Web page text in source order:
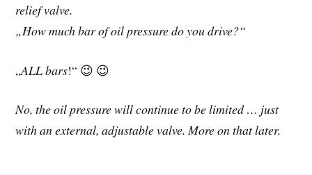
relief valve.
„How much bar of oil pressure do you drive?“
„ALL bars!“ 😉 😉
No, the oil pressure will continue to be limited … just
with an external, adjustable valve. More on that later.